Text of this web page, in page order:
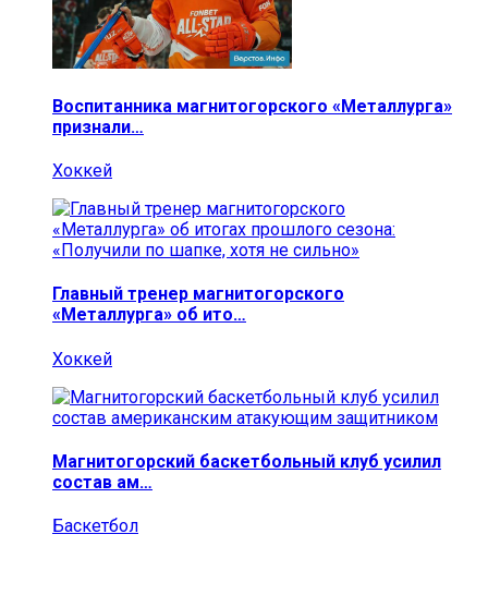
Воспитанника магнитогорского «Металлурга»
признали…
Хоккей
Главный тренер магнитогорского
«Металлурга» об ито…
Хоккей
Магнитогорский баскетбольный клуб усилил
состав ам…
Баскетбол